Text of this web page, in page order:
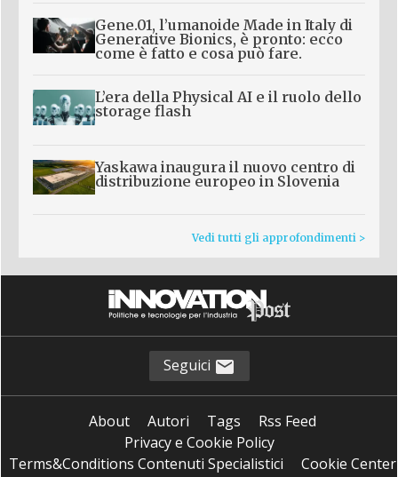
Gene.01, l’umanoide Made in Italy di
Generative Bionics, è pronto: ecco
come è fatto e cosa può fare.
L’era della Physical AI e il ruolo dello
storage flash
Yaskawa inaugura il nuovo centro di
distribuzione europeo in Slovenia
Vedi tutti gli approfondimenti >
Seguici
About Autori Tags
Rss Feed
Privacy e Cookie Policy
Terms&Conditions Contenuti Specialistici
Cookie Center